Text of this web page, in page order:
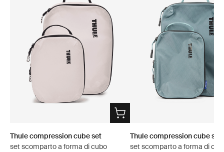
Thule compression cube set
set scomparto a forma di cubo
Thule compression cube set
set scomparto a forma di